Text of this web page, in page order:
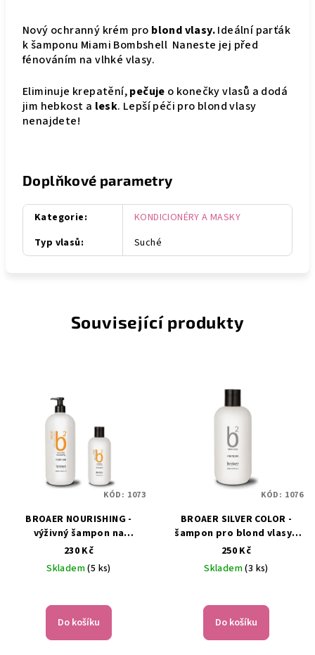
Nový ochranný krém pro blond vlasy.Ideální parťák
k šamponu Miami Bombshell Naneste jej před
fénováním na vlhké vlasy.
Eliminuje krepatění,pečuje o konečky vlasů a dodá
jim hebkost a lesk. Lepší péči pro blond vlasy
nenajdete!
Doplňkové parametry
Kategorie:
KONDICIONÉRY A MASKY
Typ vlasů: Suché
Související produkty
BROAER NOURISHING -
výživný šampon na
poškozené vlasy - 250ml
230 Kč
Skladem(5 ks)
Do košíku
KÓD: 1073
BROAER SILVER COLOR -
šampon pro blond vlasy -
250ml
250 Kč
Skladem(3 ks)
Do košíku
KÓD: 1076